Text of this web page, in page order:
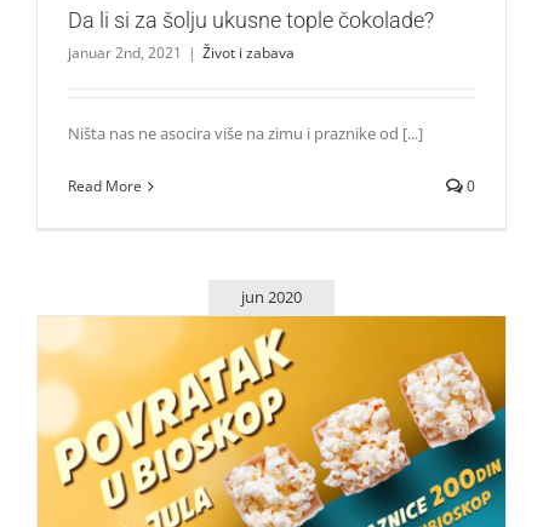
Da li si za šolju ukusne tople čokolade?
januar 2nd, 2021 | Život i zabava
Ništa nas ne asocira više na zimu i praznike od [...]
Read More 0
jun 2020
Velika akcija „Povratak u bioskop“ počinje 1. jula
Život i zabava